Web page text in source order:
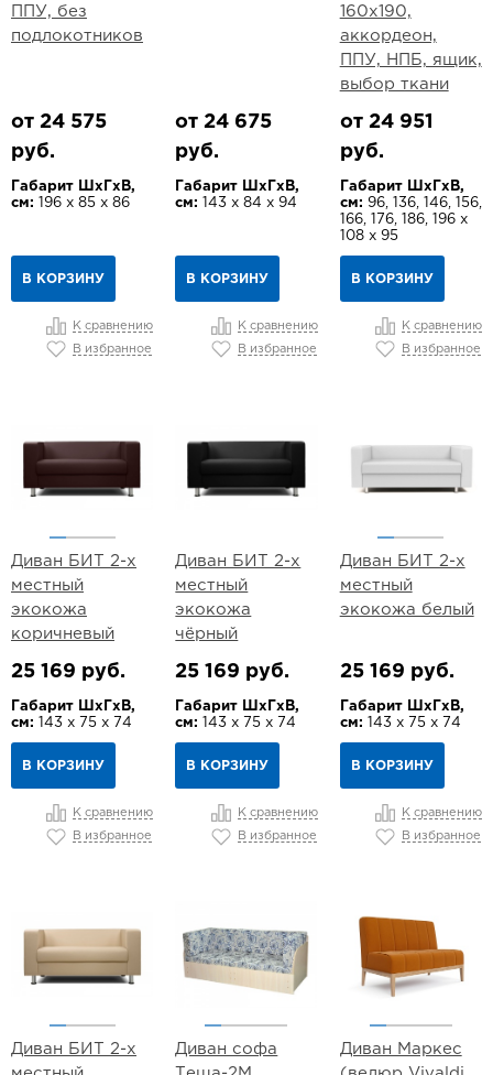
ППУ, без
подлокотников
от 24 575
руб.
Габарит ШхГхВ,
см: 196 х 85 х 86
В КОРЗИНУ
К сравнению
В избранное
от 24 675
руб.
Габарит ШхГхВ,
см:
143 х 84 х 94
В КОРЗИНУ
К сравнению
В избранное
160х190,
аккордеон,
ППУ, НПБ, ящик,
выбор ткани
от 24 951
руб.
Габарит ШхГхВ,
см: 96, 136, 146, 156,
166, 176, 186, 196 х
108 х 95
В КОРЗИНУ
К сравнению
В избранное
Диван БИТ 2-х
местный
экокожа
коричневый
25 169 руб.
Габарит ШхГхВ,
см: 143 х 75 х 74
В КОРЗИНУ
К сравнению
В избранное
Диван БИТ 2-х
местный
экокожа
чёрный
25 169 руб.
Габарит ШхГхВ,
см:
143 х 75 х 74
В КОРЗИНУ
К сравнению
В избранное
Диван БИТ 2-х
местный
экокожа белый
25 169 руб.
Габарит ШхГхВ,
см: 143 х 75 х 74
В КОРЗИНУ
К сравнению
В избранное
Диван БИТ 2-х
Диван софа
Диван Маркес